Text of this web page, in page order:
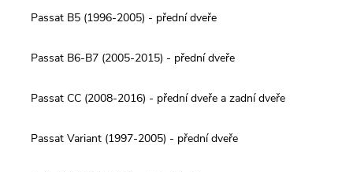
Passat B5 (1996-2005) - přední dveře
Passat B6-B7 (2005-2015) - přední dveře
Passat CC (2008-2016) - přední dveře a zadní dveře
Passat Variant (1997-2005) - přední dveře